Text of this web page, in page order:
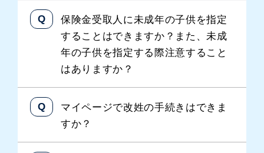
保険金受取人に未成年の子供を指定
することはできますか？また、未成
年の子供を指定する際注意すること
はありますか？
マイページで改姓の手続きはできま
すか？